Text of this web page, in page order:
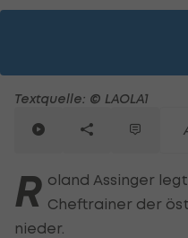
Textquelle: © LAOLA1
R oland Assinger
Cheftrainer der
nieder.